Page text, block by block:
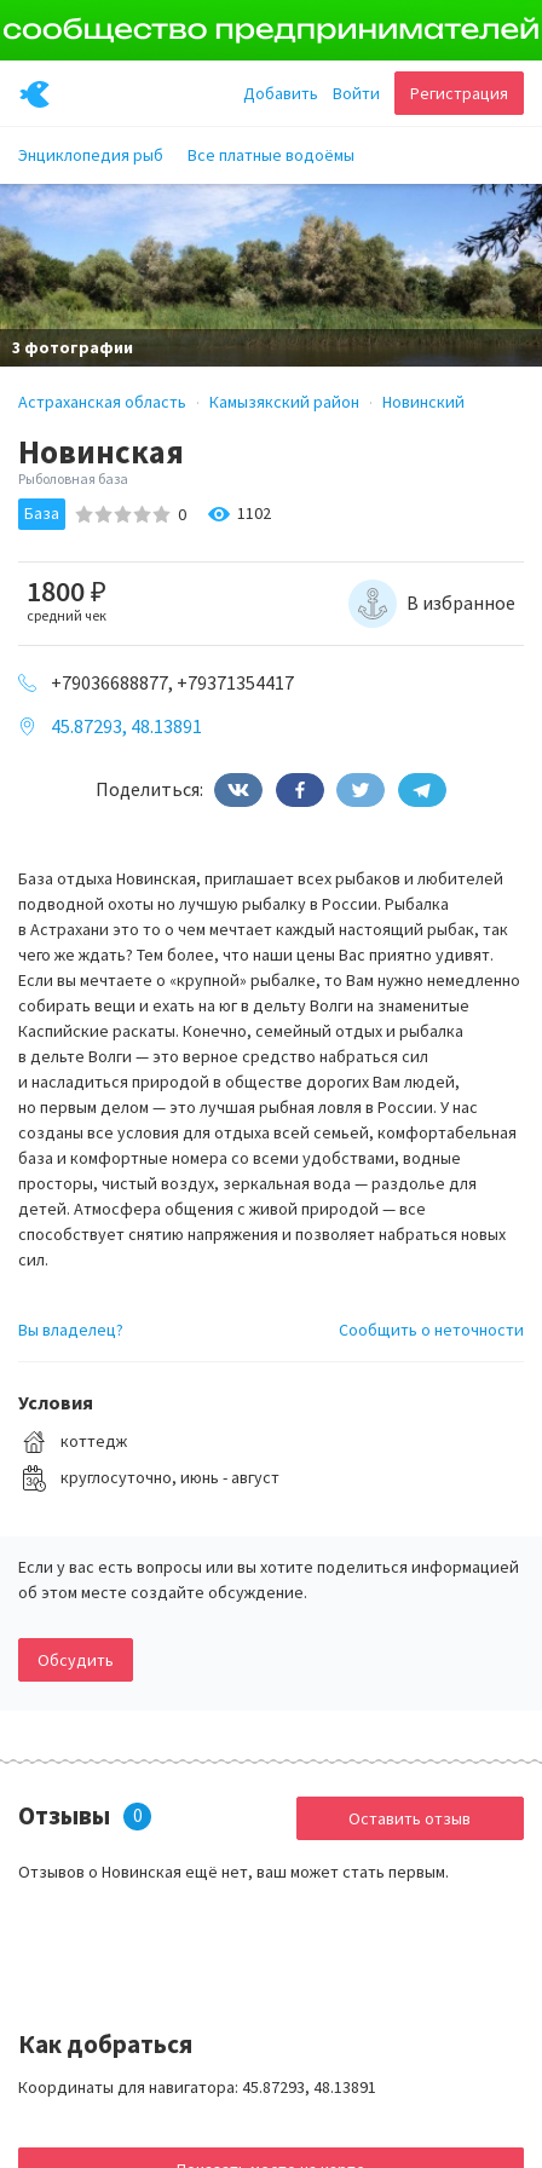
Регистрация
Войти
Добавить
Энциклопедия рыб Все платные водоёмы
3 фотографии
Астраханская область Камызякский район Новинский
Новинская
Рыболовная база
База 0 1102
1800₽
средний чек
В избранное
+79036688877, +79371354417
45.87293, 48.13891
Поделиться:
База отдыха Новинская, приглашает всех рыбаков и любителей
подводной охоты но лучшую рыбалку в России. Рыбалка
в Астрахани это то о чем мечтает каждый настоящий рыбак, так
чего же ждать? Тем более, что наши цены Вас приятно удивят.
Если вы мечтаете о «крупной» рыбалке, то Вам нужно немедленно
собирать вещи и ехать на юг в дельту Волги на знаменитые
Каспийские раскаты. Конечно, семейный отдых и рыбалка
в дельте Волги — это верное средство набраться сил
и насладиться природой в обществе дорогих Вам людей,
но первым делом — это лучшая рыбная ловля в России. У нас
созданы все условия для отдыха всей семьей, комфортабельная
база и комфортные номера со всеми удобствами, водные
просторы, чистый воздух, зеркальная вода — раздолье для
детей. Атмосфера общения с живой природой — все
способствует снятию напряжения и позволяет набраться новых
сил.
Вы владелец? Сообщить о неточности
Условия
коттедж
круглосуточно, июнь - август
Если у вас есть вопросы или вы хотите поделиться информацией
об этом месте создайте обсуждение.
Обсудить
Отзывы 0
Отзывов о Новинская ещё нет, ваш может стать первым.
Оставить отзыв
Как добраться
Координаты для навигатора: 45.87293, 48.13891